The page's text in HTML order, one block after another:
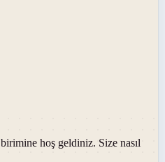
birimine hoş geldiniz. Size nasıl